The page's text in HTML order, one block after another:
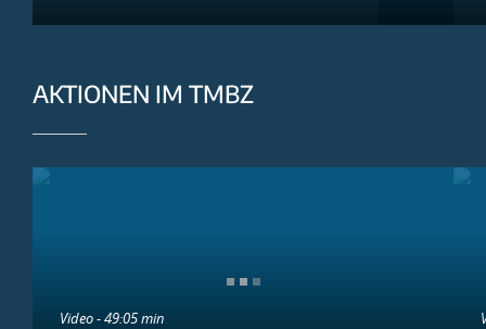
AKTIONEN IM TMBZ
Video - 49:05 min